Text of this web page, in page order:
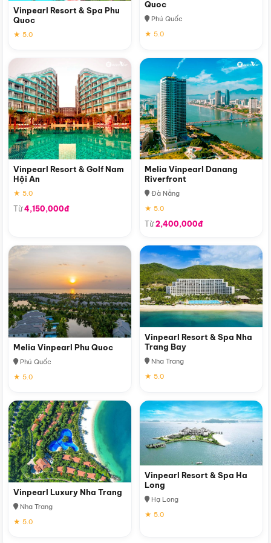
Vinpearl Resort & Spa Phu
Quoc
★ 5.0
Quoc
Phú Quốc
★ 5.0
Vinpearl Resort & Golf Nam
Hội An
★ 5.0
Từ4,150,000đ
Melia Vinpearl Danang
Riverfront
Đà Nẵng
★ 5.0
Từ2,400,000đ
Melia Vinpearl Phu Quoc
Phú Quốc
★ 5.0
Vinpearl Resort & Spa Nha
Trang Bay
Nha Trang
★ 5.0
Vinpearl Luxury Nha Trang
Nha Trang
★ 5.0
Vinpearl Resort & Spa Ha
Long
Hạ Long
★ 5.0